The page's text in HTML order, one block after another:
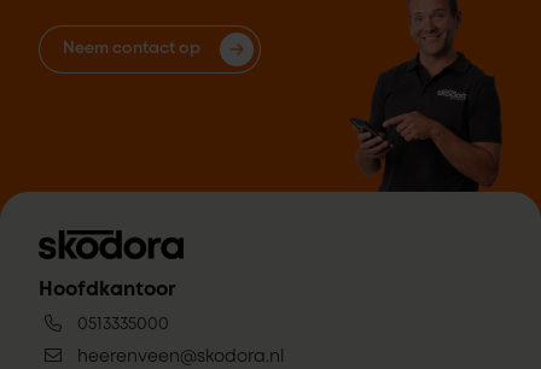
Neem contact op
Hoofdkantoor
0513335000
heerenveen@skodora.nl